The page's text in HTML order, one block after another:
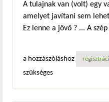
A tulajnak van (volt) egy
amelyet javítani sem
Ez lenne a jövő ? ... A
a hozzászóláshoz
szükséges